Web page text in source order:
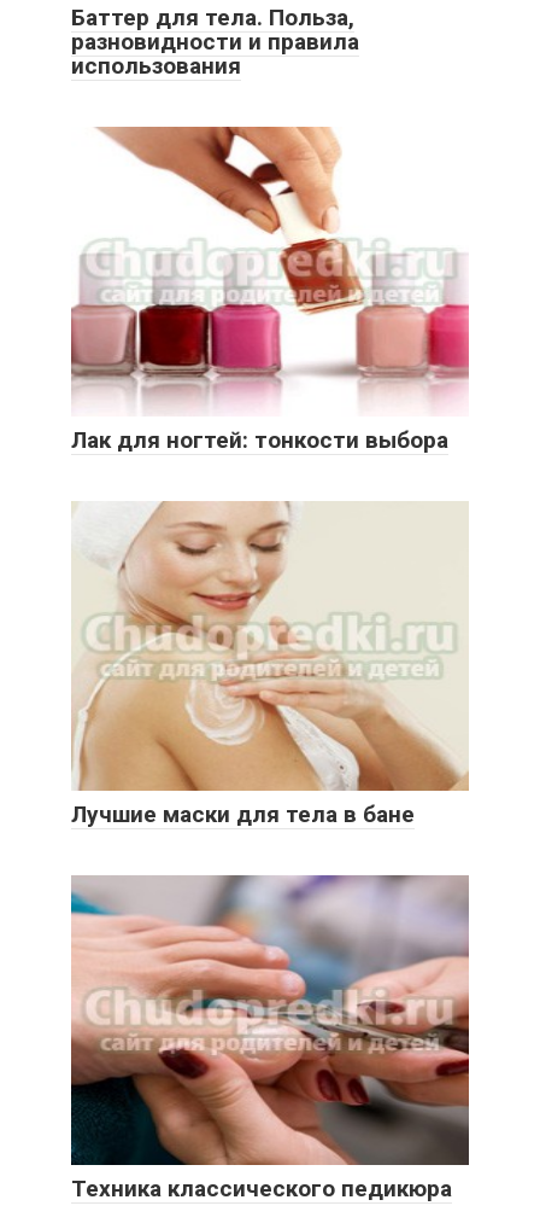
Баттер для тела. Польза,
разновидности и правила
использования
Лак для ногтей: тонкости выбора
Лучшие маски для тела в бане
Техника классического педикюра